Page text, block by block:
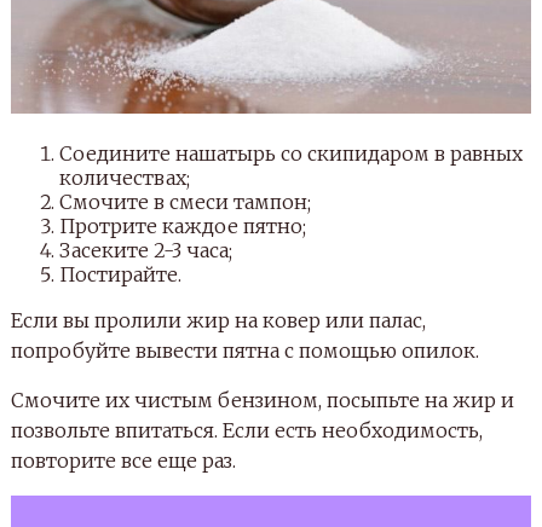
Соедините нашатырь со скипидаром в равных
количествах;
Смочите в смеси тампон;
Протрите каждое пятно;
Засеките 2-3 часа;
Постирайте.
Если вы пролили жир на ковер или палас,
попробуйте вывести пятна с помощью опилок.
Смочите их чистым бензином, посыпьте на жир и
позвольте впитаться. Если есть необходимость,
повторите все еще раз.